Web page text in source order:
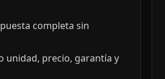
completa sin
unidad, precio, garantía y